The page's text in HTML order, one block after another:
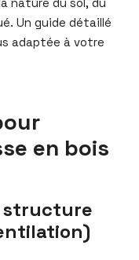
nature du sol, du
Un guide détaillé
adaptée à votre
en bois
structure